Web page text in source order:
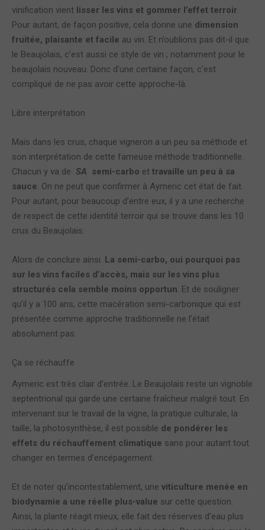
vinification vient lisser les vins et gommer l’effet terroir.
Pour autant, de façon positive, cela donne une dimension
fruitée, plaisante et facile au vin. Et n’oublions pas dit-il que
le Beaujolais, c’est aussi ce style de vin ; notamment pour le
beaujolais nouveau. Donc d’une certaine façon, c’est
compliqué de ne pas avoir cette approche-là.
Libre interprétation
Mais dans les crus, chaque vigneron a un peu sa méthode et
son interprétation de cette fameuse méthode traditionnelle.
Chacun y va de SA semi-carbo et travaille un peu à sa
sauce. On ne peut que confirmer à Aymeric cet état de fait.
Pour autant, pour beaucoup d’entre eux, il y a une recherche
de respect de cette identité terroir qui se trouve dans les 10
crus du Beaujolais.
Alors de conclure ainsi. La semi-carbo, oui pourquoi pas
sur les vins faciles d’accès, mais sur les vins plus
structurés cela semble moins opportun. Et de souligner
qu’il y a 100 ans, cette macération semi-carbonique qui est
présentée comme approche traditionnelle ne l’était
absolument pas.
Ça se réchauffe
Aymeric est très clair d’entrée. Le Beaujolais reste un vignoble
septentrional qui garde une certaine fraîcheur malgré tout. En
intervenant sur le travail de la vigne, la pratique culturale, la
taille, la photosynthèse, il est possible de pondérer les
effets du réchauffement climatique sans pour autant tout
changer en termes d’encépagement.
Et de noter qu’incontestablement, une viticulture menée en
biodynamie a une réelle plus-value sur cette question.
Ainsi, la plante réagit mieux, elle fait des réserves d’eau plus